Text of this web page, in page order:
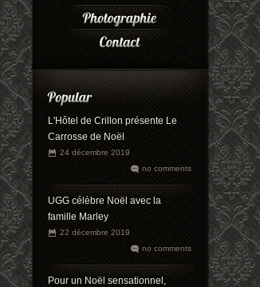
L'Hôtel de Crillon présente Le
Carrosse de Noël
24 décembre 2019
no comments
UGG célèbre Noël avec la
famille Marley
22 décembre 2019
no comments
Pour un Noël sensationnel,